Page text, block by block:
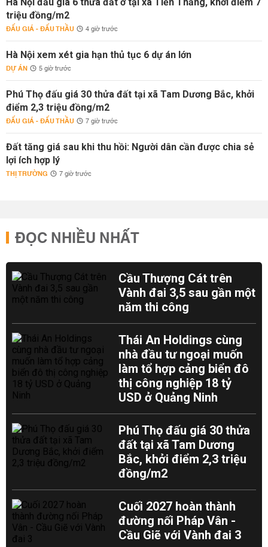
triệu đồng/m2
ĐẤU GIÁ - ĐẤU THẦU 4 giờ trước
Hà Nội xem xét gia hạn thủ tục 6 dự án lớn
DỰ ÁN 5 giờ trước
Phú Thọ đấu giá 30 thửa đất tại xã Tam Dương Bắc, khởi
điểm 2,3 triệu đồng/m2
ĐẤU GIÁ - ĐẤU THẦU 7 giờ trước
Đất tăng giá sau khi thu hồi: Người dân cần được chia sẻ
lợi ích hợp lý
THỊ TRƯỜNG 7 giờ trước
ĐỌC NHIỀU NHẤT
Cầu Thượng Cát trên
Vành đai 3,5 sau gần một
năm thi công
Thái An Holdings cùng
nhà đầu tư ngoại muốn
làm tổ hợp cảng biển đô
thị công nghiệp 18 tỷ
USD ở Quảng Ninh
Phú Thọ đấu giá 30 thửa
đất tại xã Tam Dương
Bắc, khởi điểm 2,3 triệu
đồng/m2
Cuối 2027 hoàn thành
đường nối Pháp Vân -
Cầu Giẽ với Vành đai 3